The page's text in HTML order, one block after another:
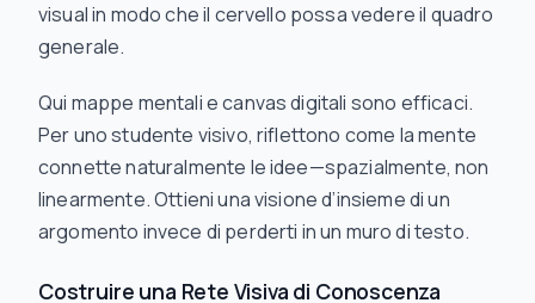
visual in modo che il cervello possa vedere il quadro
generale.
Qui mappe mentali e canvas digitali sono efficaci.
Per uno studente visivo, riflettono come la mente
connette naturalmente le idee—spazialmente, non
linearmente. Ottieni una visione d’insieme di un
argomento invece di perderti in un muro di testo.
Costruire una Rete Visiva di Conoscenza